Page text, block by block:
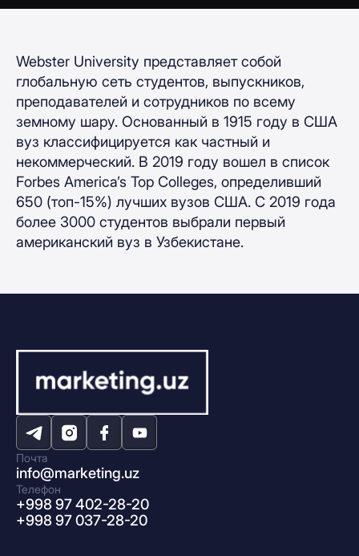
Webster University представляет собой
глобальную сеть студентов, выпускников,
преподавателей и сотрудников по всему
земному шару. Основанный в 1915 году в США
вуз классифицируется как частный и
некоммерческий. В 2019 году вошел в список
Forbes America’s Top Colleges, определивший
650 (топ-15%) лучших вузов США. С 2019 года
более 3000 студентов выбрали первый
американский вуз в Узбекистане.
Почта
info@marketing.uz
Телефон
+998 97 402-28-20
+998 97 037-28-20